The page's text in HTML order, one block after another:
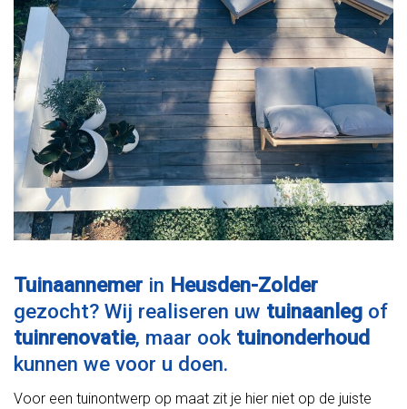
Tuinaannemer in Heusden-Zolder
gezocht? Wij realiseren uw tuinaanleg of
tuinrenovatie, maar ook tuinonderhoud
kunnen we voor u doen.
Voor een tuinontwerp op maat zit je hier niet op de juiste